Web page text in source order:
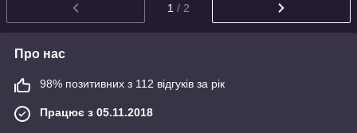
1 / 2
Про нас
98% позитивних з 112 відгуків за рік
Працює з 05.11.2018